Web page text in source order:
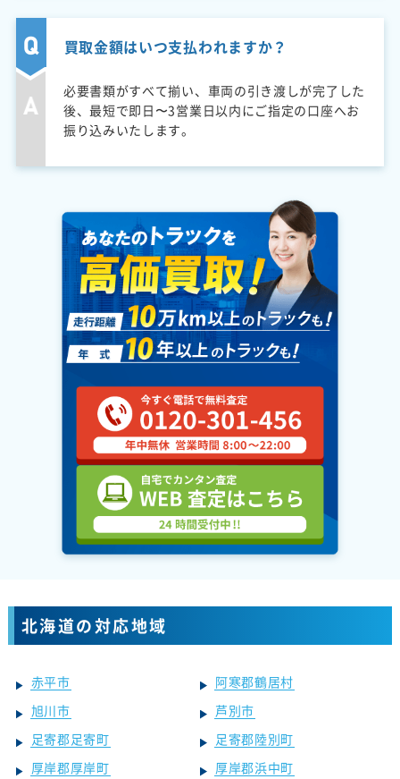
買取金額はいつ支払われますか？
必要書類がすべて揃い、車両の引き渡しが完了した
後、最短で即日〜3営業日以内にご指定の口座へお
振り込みいたします。
北海道の対応地域
赤平市
阿寒郡鶴居村
旭川市
芦別市
足寄郡足寄町
足寄郡陸別町
厚岸郡厚岸町
厚岸郡浜中町